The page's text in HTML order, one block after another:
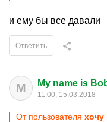
и ему бы все давали
Ответить
M My name is
11:00, 15.03.2018
От пользователя хочу